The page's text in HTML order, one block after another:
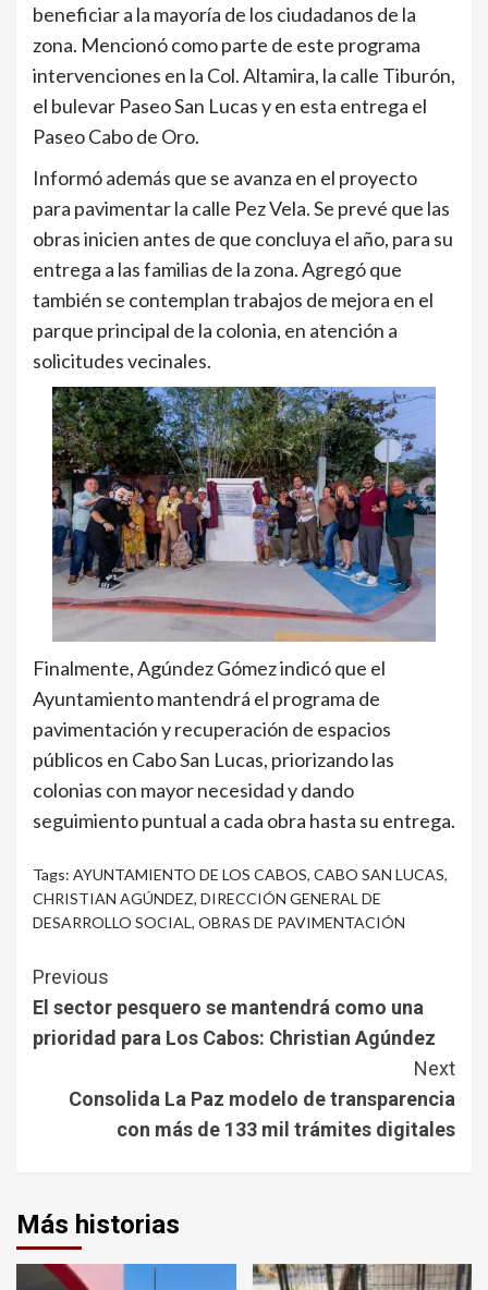
beneficiar a la mayoría de los ciudadanos de la
zona. Mencionó como parte de este programa
intervenciones en la Col. Altamira, la calle Tiburón,
el bulevar Paseo San Lucas y en esta entrega el
Paseo Cabo de Oro.
Informó además que se avanza en el proyecto
para pavimentar la calle Pez Vela. Se prevé que las
obras inicien antes de que concluya el año, para su
entrega a las familias de la zona. Agregó que
también se contemplan trabajos de mejora en el
parque principal de la colonia, en atención a
solicitudes vecinales.
Finalmente, Agúndez Gómez indicó que el
Ayuntamiento mantendrá el programa de
pavimentación y recuperación de espacios
públicos en Cabo San Lucas, priorizando las
colonias con mayor necesidad y dando
seguimiento puntual a cada obra hasta su entrega.
Tags: AYUNTAMIENTO DE LOS CABOS, CABO SAN LUCAS,
CHRISTIAN AGÚNDEZ, DIRECCIÓN GENERAL DE
DESARROLLO SOCIAL, OBRAS DE PAVIMENTACIÓN
Continue
Reading
Previous
El sector pesquero se mantendrá como una
prioridad para Los Cabos: Christian Agúndez
Next
Consolida La Paz modelo de transparencia
con más de 133 mil trámites digitales
Más historias